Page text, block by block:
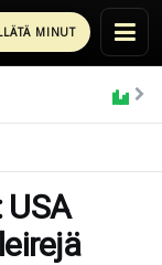
MINUT